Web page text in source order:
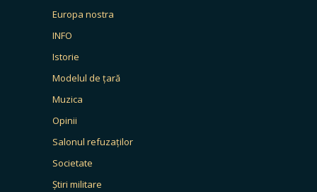
Europa nostra
INFO
Istorie
Modelul de țară
Muzica
Opinii
Salonul refuzaților
Societate
Știri militare